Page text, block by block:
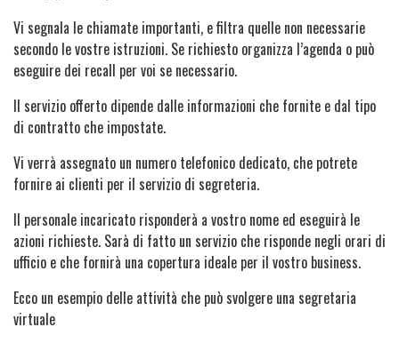
Vi segnala le chiamate importanti, e filtra quelle non necessarie
secondo le vostre istruzioni. Se richiesto organizza l’agenda o può
eseguire dei recall per voi se necessario.
Il servizio offerto dipende dalle informazioni che fornite e dal tipo
di contratto che impostate.
Vi verrà assegnato un numero telefonico dedicato, che potrete
fornire ai clienti per il servizio di segreteria.
Il personale incaricato risponderà a vostro nome ed eseguirà le
azioni richieste. Sarà di fatto un servizio che risponde negli orari di
ufficio e che fornirà una copertura ideale per il vostro business.
Ecco un esempio delle attività che può svolgere una segretaria
virtuale